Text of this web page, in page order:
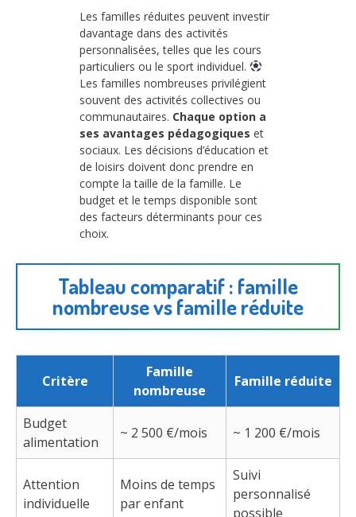
Les familles réduites peuvent investir
davantage dans des activités
personnalisées, telles que les cours
particuliers ou le sport individuel.
Les familles nombreuses privilégient
souvent des activités collectives ou
communautaires. Chaque option a
ses avantages pédagogiques et
sociaux. Les décisions d’éducation et
de loisirs doivent donc prendre en
compte la taille de la famille. Le
budget et le temps disponible sont
des facteurs déterminants pour ces
choix.
Tableau comparatif : famille
nombreuse vs famille réduite
Critère
Famille
nombreuse
Famille réduite
Budget
alimentation
~ 2 500 €/mois ~ 1 200 €/mois
Attention
individuelle
Moins de temps
par enfant
Suivi
personnalisé
possible